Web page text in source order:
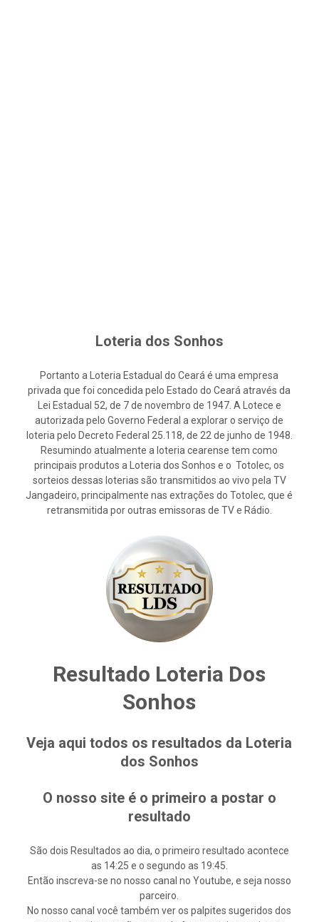
Loteria dos Sonhos
Portanto a Loteria Estadual do Ceará é uma empresa
privada que foi concedida pelo Estado do Ceará através da
Lei Estadual 52, de 7 de novembro de 1947. A Lotece e
autorizada pelo Governo Federal a explorar o serviço de
loteria pelo Decreto Federal 25.118, de 22 de junho de 1948.
Resumindo atualmente a loteria cearense tem como
principais produtos a Loteria dos Sonhos e o Totolec, os
sorteios dessas loterias são transmitidos ao vivo pela TV
Jangadeiro, principalmente nas extrações do Totolec, que é
retransmitida por outras emissoras de TV e Rádio.
Resultado Loteria Dos
Sonhos
Veja aqui todos os resultados da Loteria
dos Sonhos
O nosso site é o primeiro a postar o
resultado
São dois Resultados ao dia, o primeiro resultado acontece
as 14:25 e o segundo as 19:45.
Então inscreva-se no nosso canal no Youtube, e seja nosso
parceiro.
No nosso canal você também ver os palpites sugeridos dos